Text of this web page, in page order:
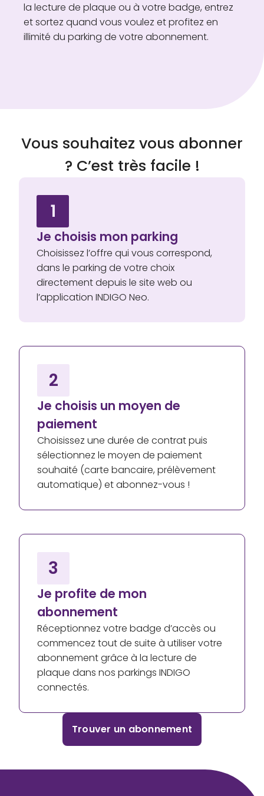
la lecture de plaque ou à votre badge, entrez
et sortez quand vous voulez et profitez en
illimité du parking de votre abonnement.
Vous souhaitez vous abonner
? C’est très facile !
1
Je choisis mon parking
Choisissez l’offre qui vous correspond,
dans le parking de votre choix
directement depuis le site web ou
l’application INDIGO Neo.
2
Je choisis un moyen de
paiement
Choisissez une durée de contrat puis
sélectionnez le moyen de paiement
souhaité (carte bancaire, prélèvement
automatique) et abonnez-vous !
3
Je profite de mon
abonnement
Réceptionnez votre badge d’accès ou
commencez tout de suite à utiliser votre
abonnement grâce à la lecture de
plaque dans nos parkings INDIGO
connectés.
Trouver un abonnement